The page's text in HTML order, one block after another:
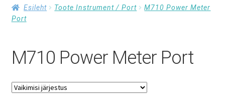
Esileht
Küsi pakkumist
Esileht Toote Instrument / Port
M710 Power Meter
Port
M710 Power Meter Port